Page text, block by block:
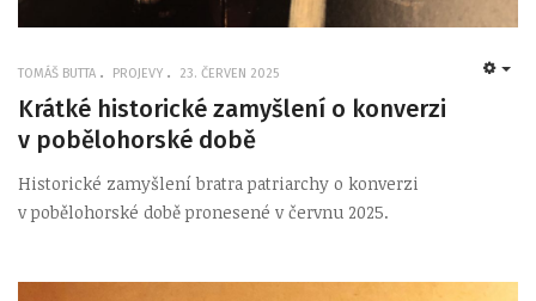
TOMÁŠ BUTTA PROJEVY 23. ČERVEN 2025
Krátké historické zamyšlení o konverzi
v pobělohorské době
Historické zamyšlení bratra patriarchy o konverzi
v pobělohorské době pronesené v červnu 2025.